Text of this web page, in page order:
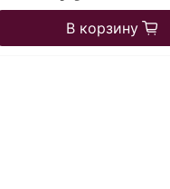
В корзину